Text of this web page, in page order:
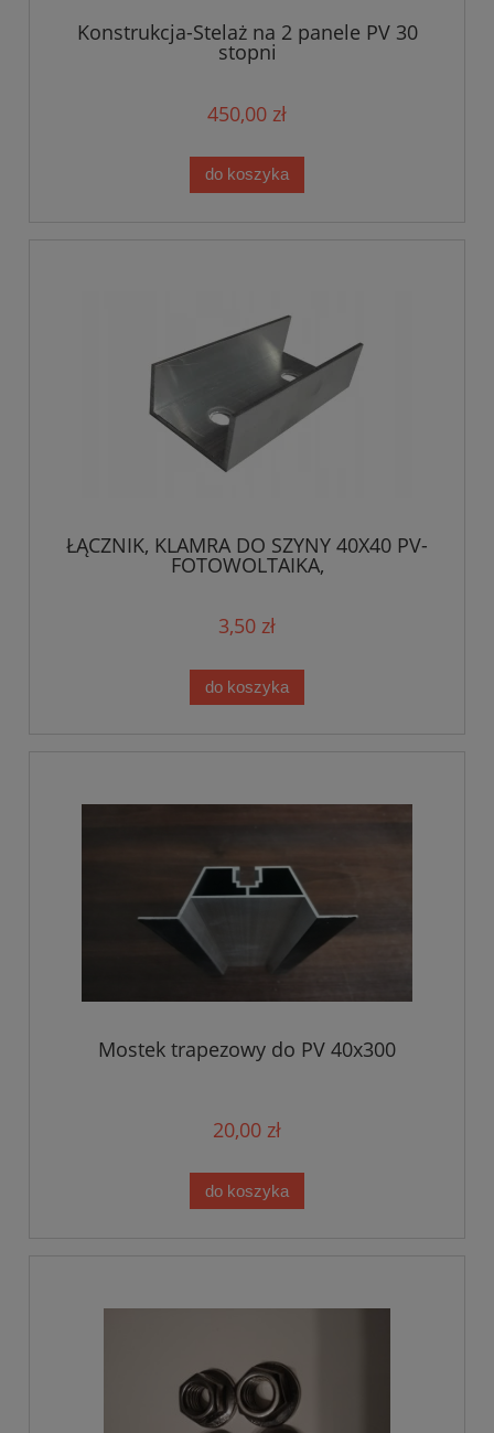
Konstrukcja-Stelaż na 2 panele PV 30
stopni
450,00 zł
do koszyka
ŁĄCZNIK, KLAMRA DO SZYNY 40X40 PV-
FOTOWOLTAIKA,
3,50 zł
do koszyka
Mostek trapezowy do PV 40x300
20,00 zł
do koszyka